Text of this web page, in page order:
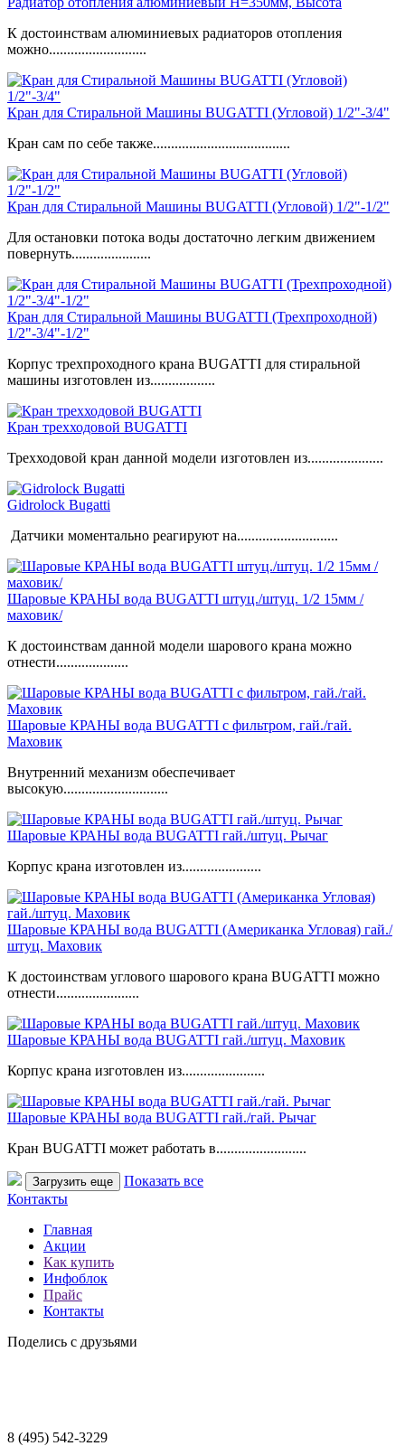
К достоинствам алюминиевых радиаторов отопления
можно...........................
Кран для Стиральной Машины BUGATTI (Угловой) 1/2"-3/4"
Кран сам по себе также......................................
Кран для Стиральной Машины BUGATTI (Угловой) 1/2"-1/2"
Для остановки потока воды достаточно легким движением
повернуть......................
Кран для Стиральной Машины BUGATTI (Трехпроходной)
1/2"-3/4"-1/2"
Корпус трехпроходного крана BUGATTI для стиральной
машины изготовлен из..................
Кран трехходовой BUGATTI
Трехходовой кран данной модели изготовлен из.....................
Gidrolock Bugatti
Датчики моментально реагируют на............................
Шаровые КРАНЫ вода BUGATTI штуц./штуц. 1/2 15мм /
маховик/
К достоинствам данной модели шарового крана можно
отнести....................
Шаровые КРАНЫ вода BUGATTI с фильтром, гай./гай.
Маховик
Внутренний механизм обеспечивает
высокую.............................
Шаровые КРАНЫ вода BUGATTI гай./штуц. Рычаг
Корпус крана изготовлен из......................
Шаровые КРАНЫ вода BUGATTI (Американка Угловая) гай./
штуц. Маховик
К достоинствам углового шарового крана BUGATTI можно
отнести.......................
Шаровые КРАНЫ вода BUGATTI гай./штуц. Маховик
Корпус крана изготовлен из.......................
Шаровые КРАНЫ вода BUGATTI гай./гай. Рычаг
Кран BUGATTI может работать в.........................
Загрузить еще
Показать все
Контакты
Главная
Акции
Как купить
Инфоблок
Прайс
Контакты
Поделись с друзьями
8 (495) 542-3229